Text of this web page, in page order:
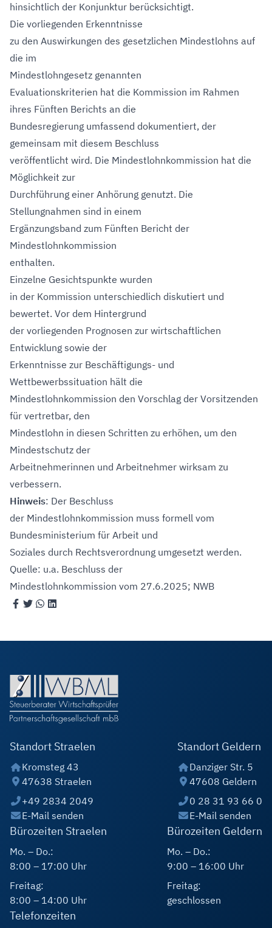
hinsichtlich der Konjunktur berücksichtigt.
Die vorliegenden Erkenntnisse
zu den Auswirkungen des gesetzlichen Mindestlohns auf
die im
Mindestlohngesetz genannten
Evaluationskriterien hat die Kommission im Rahmen
ihres Fünften Berichts an die
Bundesregierung umfassend dokumentiert, der
gemeinsam mit diesem Beschluss
veröffentlicht wird. Die Mindestlohnkommission hat die
Möglichkeit zur
Durchführung einer Anhörung genutzt. Die
Stellungnahmen sind in einem
Ergänzungsband zum Fünften Bericht der
Mindestlohnkommission
enthalten.
Einzelne Gesichtspunkte wurden
in der Kommission unterschiedlich diskutiert und
bewertet. Vor dem Hintergrund
der vorliegenden Prognosen zur wirtschaftlichen
Entwicklung sowie der
Erkenntnisse zur Beschäftigungs- und
Wettbewerbssituation hält die
Mindestlohnkommission den Vorschlag der Vorsitzenden
für vertretbar, den
Mindestlohn in diesen Schritten zu erhöhen, um den
Mindestschutz der
Arbeitnehmerinnen und Arbeitnehmer wirksam zu
verbessern.
Hinweis: Der Beschluss
der Mindestlohnkommission muss formell vom
Bundesministerium für Arbeit und
Soziales durch Rechtsverordnung umgesetzt werden.
Quelle: u.a. Beschluss der
Mindestlohnkommission vom 27.6.2025; NWB
Standort Straelen
Kromsteg 43
47638 Straelen
+49 2834 2049
E-Mail senden
Standort Geldern
Danziger Str. 5
47608 Geldern
0 28 31 93 66 0
E-Mail senden
Bürozeiten Straelen
Mo. – Do.:
8:00 – 17:00 Uhr
Freitag:
8:00 – 14:00 Uhr
Bürozeiten Geldern
Mo. – Do.:
9:00 – 16:00 Uhr
Freitag:
geschlossen
Telefonzeiten